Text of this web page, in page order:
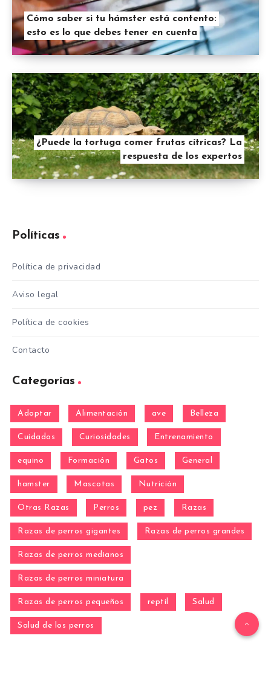
Cómo saber si tu hámster está contento:
esto es lo que debes tener en cuenta
¿Puede la tortuga comer frutas cítricas? La
respuesta de los expertos
Políticas
Política de privacidad
Aviso legal
Política de cookies
Contacto
Categorías
Adoptar Alimentación ave Belleza
Cuidados Curiosidades Entrenamiento
equino Formación Gatos General
hamster Mascotas Nutrición
Otras Razas Perros pez Razas
Razas de perros gigantes Razas de perros grandes
Razas de perros medianos
Razas de perros miniatura
Razas de perros pequeños reptil Salud
Salud de los perros